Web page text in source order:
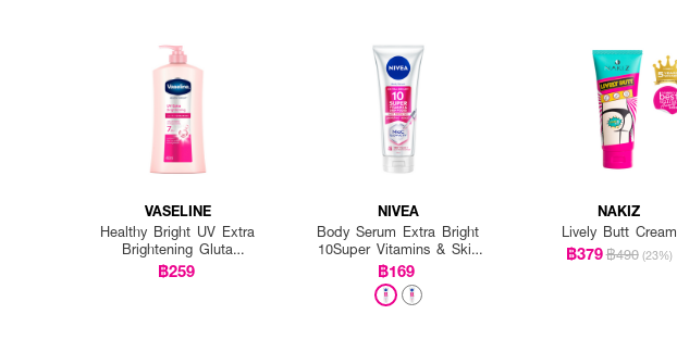
VASELINE
Healthy Bright UV Extra
Brightening Gluta
Ceramide Lotion
฿259
NIVEA
Body Serum Extra Bright
10Super Vitamins & Skin
Foods Glow Perfection
฿169
NAKIZ
Lively Butt Cream
฿379฿490 (23%)